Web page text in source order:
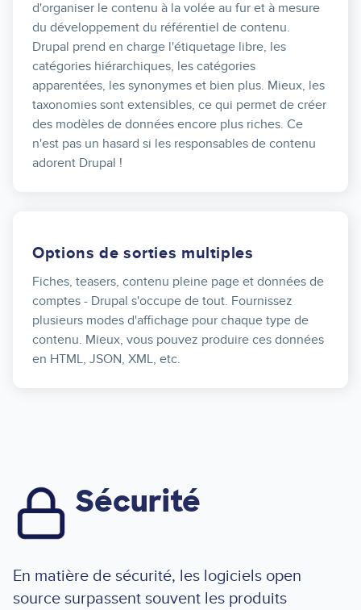
d'organiser le contenu à la volée au fur et à mesure
du développement du référentiel de contenu.
Drupal prend en charge l'étiquetage libre, les
catégories hiérarchiques, les catégories
apparentées, les synonymes et bien plus. Mieux, les
taxonomies sont extensibles, ce qui permet de créer
des modèles de données encore plus riches. Ce
n'est pas un hasard si les responsables de contenu
adorent Drupal !
Options de sorties multiples
Fiches, teasers, contenu pleine page et données de
comptes - Drupal s'occupe de tout. Fournissez
plusieurs modes d'affichage pour chaque type de
contenu. Mieux, vous pouvez produire ces données
en HTML, JSON, XML, etc.
Image Sécurité
En matière de sécurité, les logiciels open
source surpassent souvent les produits